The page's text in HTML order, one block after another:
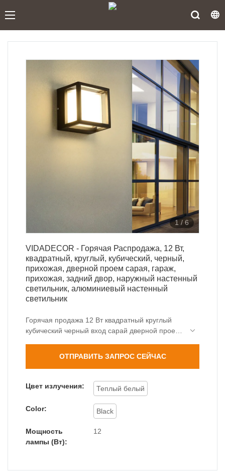
1 / 6
VIDADECOR - Горячая Распродажа, 12 Вт,
квадратный, круглый, кубический, черный,
прихожая, дверной проем сарая, гараж,
прихожая, задний двор, наружный настенный
светильник, алюминиевый настенный
светильник
Горячая продажа 12 Вт квадратный круглый
кубический черный вход сарай дверной проем
настенный светильник совершенствуется за
различные потребности клиентов дома и за
рубежом. и продукт получил квалификацию .
Таким образом, пользователи могут применять
его в более широком диапазоне. Наши
удовлетворения точных требований клиентов.
ОТПРАВИТЬ ЗАПРОС СЕЙЧАС
Цвет излучения: Теплый белый
Color: Black
Мощность
лампы (Вт):
12